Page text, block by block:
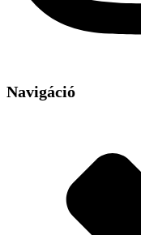
Navigáció